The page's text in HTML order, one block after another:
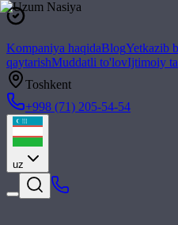
Kompaniya haqidaBlogYetkazib
qaytarishMuddatli to'lovIjtimoiy
Toshkent
+998 (71) 205-54-54
uz